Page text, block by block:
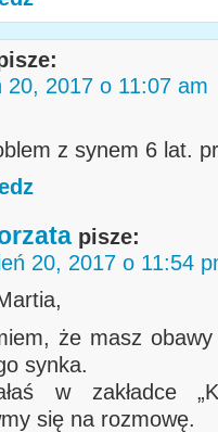
20, 2017 o 11:07 am
z synem 6 lat.
pisze:
20, 2017 o 11:54
że masz
synka.
w zakładce
się na rozmowę.